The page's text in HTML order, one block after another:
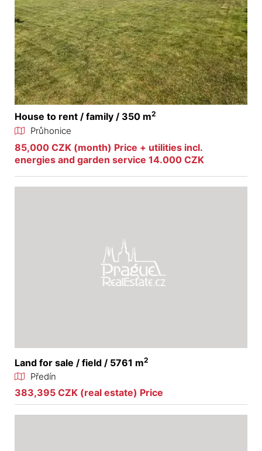
House to rent / family / 350 m2
Průhonice
85,000 CZK (month) Price + utilities incl.
energies and garden service 14.000 CZK
Land for sale / field / 5761 m2
Předín
383,395 CZK (real estate) Price